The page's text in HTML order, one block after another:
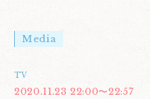
Media
TV
2020.11.23 22:00〜22:57